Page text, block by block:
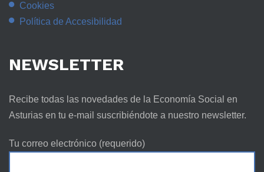
Cookies
Política de Accesibilidad
NEWSLETTER
Recibe todas las novedades de la Economía Social en
Asturias en tu e-mail suscribiéndote a nuestro newsletter.
Tu correo electrónico (requerido)